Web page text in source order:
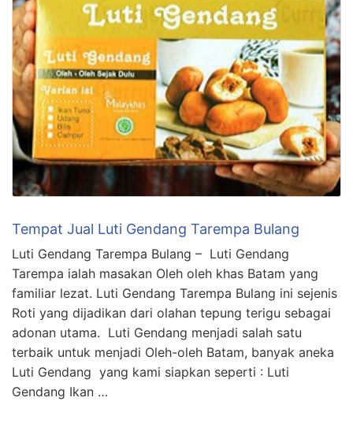
Tempat Jual Luti Gendang Tarempa Bulang
Luti Gendang Tarempa Bulang – Luti Gendang
Tarempa ialah masakan Oleh oleh khas Batam yang
familiar lezat. Luti Gendang Tarempa Bulang ini sejenis
Roti yang dijadikan dari olahan tepung terigu sebagai
adonan utama. Luti Gendang menjadi salah satu
terbaik untuk menjadi Oleh-oleh Batam, banyak aneka
Luti Gendang yang kami siapkan seperti : Luti
Gendang Ikan …